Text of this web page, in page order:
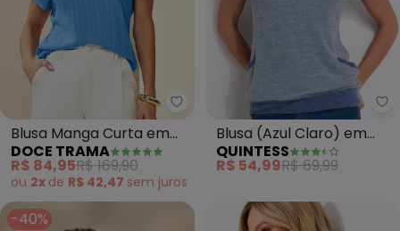
Doce Trama - Blusa Manga
Blusa Manga Curta em
Viscose (Azul)
DOCE TRAMA
R$ 84,95R$ 169,90
ou 2x de R$ 42,47 sem juros
Blusa (Azul Claro) em
Malha Tricô
QUINTESS
R$ 54,99R$ 69,99
-40%